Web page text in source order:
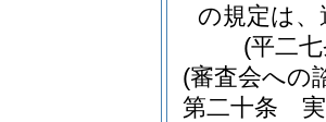
の規定は
(平二
(審査会への
第二十条